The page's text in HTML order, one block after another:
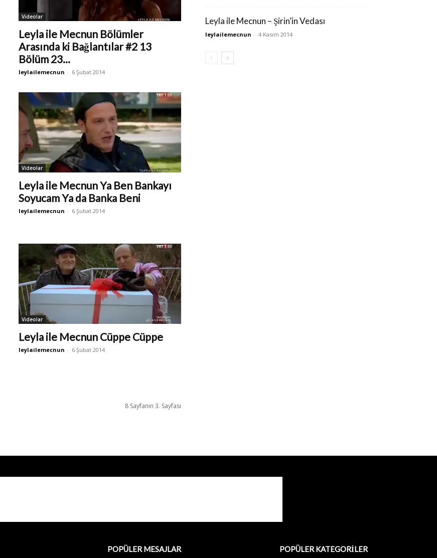
Videolar
Leyla ile Mecnun Bölümler
Arasında ki Bağlantılar #2 13
Bölüm 23...
leylailemecnun - 6 Şubat 2014
Videolar
Leyla ile Mecnun Ya Ben Bankayı
Soyucam Ya da Banka Beni
leylailemecnun - 6 Şubat 2014
Videolar
Leyla ile Mecnun Cüppe Cüppe
leylailemecnun - 6 Şubat 2014
8 Sayfanın 3. Sayfası
Leyla ile Mecnun – Şirin’in Vedası
leylailemecnun - 4 Kasım 2014
POPÜLER MESAJLAR POPÜLER KATEGORİLER